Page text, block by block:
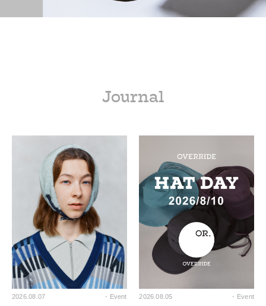
Journal
2026.08.07 - Event 2026.08.05 - Event